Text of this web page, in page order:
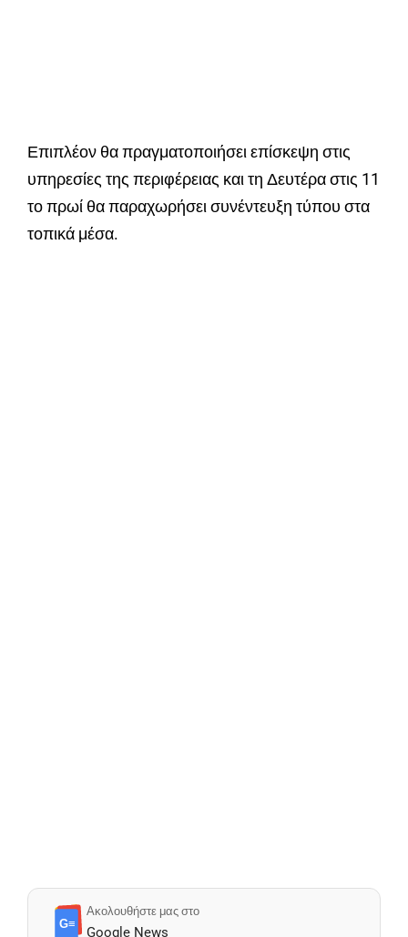
Επιπλέον θα πραγματοποιήσει επίσκεψη στις
υπηρεσίες της περιφέρειας και τη Δευτέρα στις 11
το πρωί θα παραχωρήσει συνέντευξη τύπου στα
τοπικά μέσα.
G≡
Ακολουθήστε μας στο
Google News